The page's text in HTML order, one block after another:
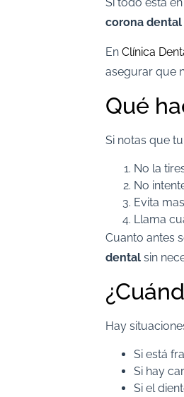
corona dental
En Clínica
asegurar que
Qué
Si notas que
No la
No
Evita
Llama
Cuanto antes
dental sin
Hay
Si está
Si hay
Si el